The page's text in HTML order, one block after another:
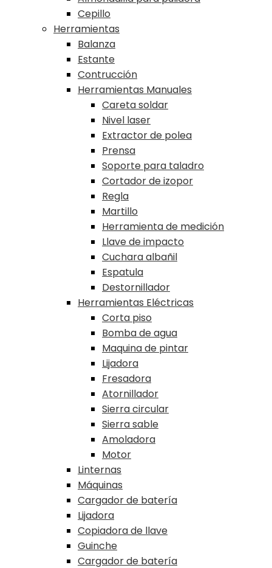
Cepillo
Herramientas
Balanza
Estante
Contrucción
Herramientas Manuales
Careta soldar
Nivel laser
Extractor de polea
Prensa
Soporte para taladro
Cortador de izopor
Regla
Martillo
Herramienta de medición
Llave de impacto
Cuchara albañil
Espatula
Destornillador
Herramientas Eléctricas
Corta piso
Bomba de agua
Maquina de pintar
Lijadora
Fresadora
Atornillador
Sierra circular
Sierra sable
Amoladora
Motor
Linternas
Máquinas
Cargador de batería
Lijadora
Copiadora de llave
Guinche
Cargador de batería